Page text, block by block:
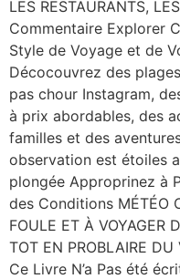
LES RESTAURANTS,
Commentaire Explorer
Style de Voyage et de
Décocouvrez des
pas chour Instagram,
à prix abordables, des
familles et des
observation est étoiles
plongée Approprinez à
des Conditions MÉTÉO
FOULE ET À VOYAGER
TOT EN PROBLAIRE DU
Ce Livre N’a Pas été